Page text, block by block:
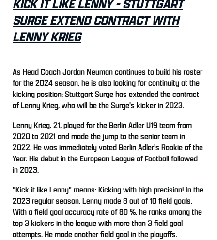
KICK IT LIKE LENNY - STUTTGART
SURGE EXTEND CONTRACT WITH
LENNY KRIEG
As Head Coach Jordan Neuman continues to build his roster
for the 2024 season, he is also looking for continuity at the
kicking position: Stuttgart Surge has extended the contract
of Lenny Krieg, who will be the Surge's kicker in 2023.
Lenny Krieg, 21, played for the Berlin Adler U19 team from
2020 to 2021 and made the jump to the senior team in
2022. He was immediately voted Berlin Adler's Rookie of the
Year. His debut in the European League of Football followed
in 2023.
"Kick it like Lenny" means: Kicking with high precision! In the
2023 regular season, Lenny made 8 out of 10 field goals.
With a field goal accuracy rate of 80 %, he ranks among the
top 3 kickers in the league with more than 3 field goal
attempts. He made another field goal in the playoffs.